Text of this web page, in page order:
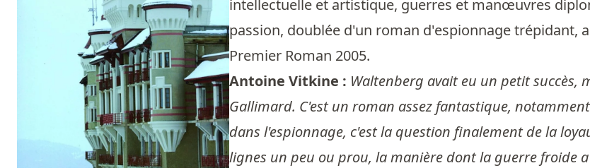
intellectuelle et artistique, guerres et manœuvres
passion, doublée d'un roman d'espionnage trépidant,
Premier Roman 2005.
Antoine Vitkine : Waltenberg avait eu un petit succès,
Gallimard. C'est un roman assez fantastique,
dans l'espionnage, c'est la question finalement de la
lignes un peu ou prou, la manière dont la guerre froide